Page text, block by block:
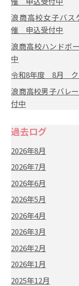
浪商高校女子バ
催 申込受付中
浪商高校ハンドボ
中
令和8年度 8月 ク
浪商高校男子バレ
付中
過去ログ
2026年8月
2026年7月
2026年6月
2026年5月
2026年4月
2026年3月
2026年2月
2026年1月
2025年12月